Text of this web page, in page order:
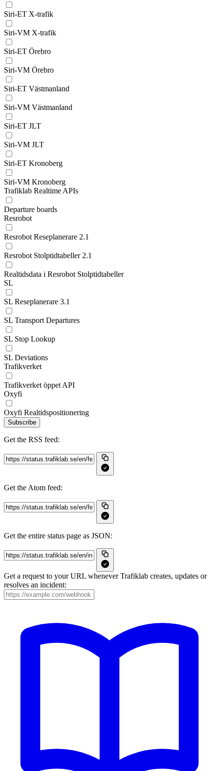
Siri-ET X-trafik
Siri-VM X-trafik
Siri-ET Örebro
Siri-VM Örebro
Siri-ET Västmanland
Siri-VM Västmanland
Siri-ET JLT
Siri-VM JLT
Siri-ET Kronoberg
Siri-VM Kronoberg
Trafiklab Realtime APIs
Departure boards
Resrobot
Resrobot Reseplanerare 2.1
Resrobot Stolptidtabeller 2.1
Realtidsdata i Resrobot Stolptidtabeller
SL
SL Reseplanerare 3.1
SL Transport Departures
SL Stop Lookup
SL Deviations
Trafikverket
Trafikverket öppet API
Oxyfi
Oxyfi Realtidspositionering
Subscribe
Get the RSS feed:
Get the Atom feed:
Get the entire status page as JSON:
Get a request to your URL whenever Trafiklab creates, updates or
resolves an incident: